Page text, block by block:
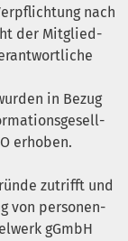
nach
der Mit­glied­
in Bezug
erhoben.
zutrifft und
von per­so­nen­
gGmbH